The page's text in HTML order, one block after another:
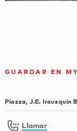
GUARDAR EN
Piazza, J.E. Irausquin
Llamar